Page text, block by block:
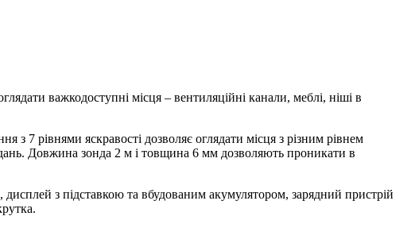
важкодоступні місця – вентиляційні канали, меблі, ніші в
з 7 рівнями яскравості дозволяє оглядати місця з різним рівнем
Довжина зонда 2 м і товщина 6 мм дозволяють проникати в
з підставкою та вбудованим акумулятором, зарядний пристрій